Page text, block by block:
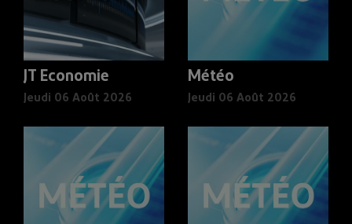
JT Economie
Jeudi 06 Août 2026
Météo
Jeudi 06 Août 2026